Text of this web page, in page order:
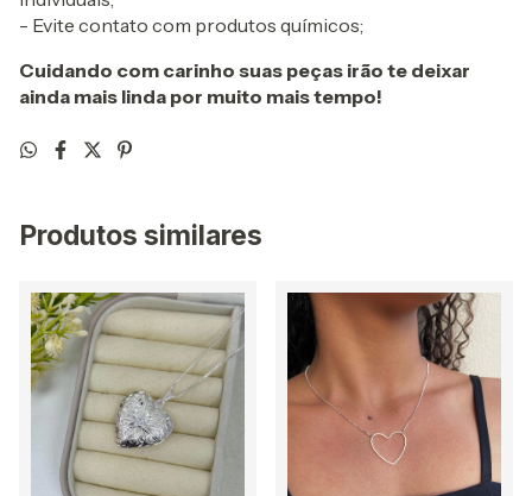
- Evite contato com produtos químicos;
Cuidando com carinho suas peças irão te deixar
ainda mais linda por muito mais tempo!
Produtos similares